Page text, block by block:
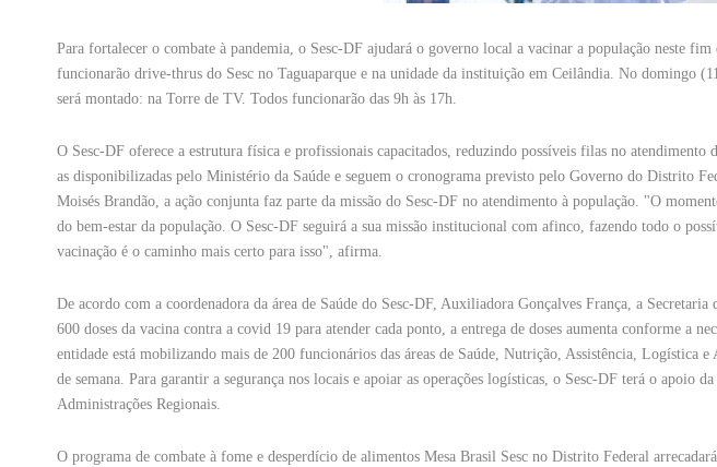
Para fortalecer o combate à pandemia, o Sesc-DF ajudará o governo local a vacinar a população neste
funcionarão drive-thrus do Sesc no Taguaparque e na unidade da instituição em Ceilândia. No domingo
será montado: na Torre de TV. Todos funcionarão das 9h às 17h.
O Sesc-DF oferece a estrutura física e profissionais capacitados, reduzindo possíveis filas no atendimento
as disponibilizadas pelo Ministério da Saúde e seguem o cronograma previsto pelo Governo do Distrito
Moisés Brandão, a ação conjunta faz parte da missão do Sesc-DF no atendimento à população. "O
do bem-estar da população. O Sesc-DF seguirá a sua missão institucional com afinco, fazendo todo o
vacinação é o caminho mais certo para isso", afirma.
De acordo com a coordenadora da área de Saúde do Sesc-DF, Auxiliadora Gonçalves França, a
600 doses da vacina contra a covid 19 para atender cada ponto, a entrega de doses aumenta conforme a
entidade está mobilizando mais de 200 funcionários das áreas de Saúde, Nutrição, Assistência, Logística
de semana. Para garantir a segurança nos locais e apoiar as operações logísticas, o Sesc-DF terá o
Administrações Regionais.
O programa de combate à fome e desperdício de alimentos Mesa Brasil Sesc no Distrito Federal